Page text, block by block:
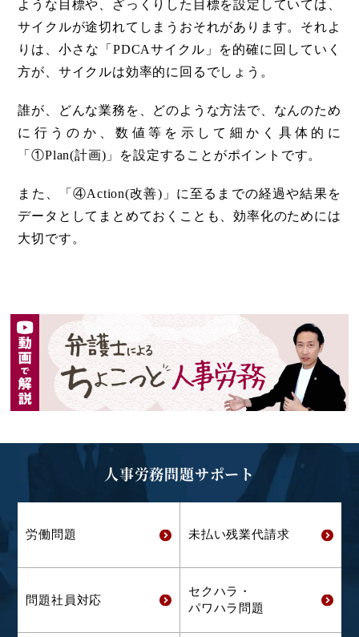
ような目標や、ざっくりした目標を設定していては、
サイクルが途切れてしまうおそれがあります。それよ
りは、小さな「PDCAサイクル」を的確に回していく
方が、サイクルは効率的に回るでしょう。
誰が、どんな業務を、どのような方法で、なんのため
に行うのか、数値等を示して細かく具体的に
「①Plan(計画)」を設定することがポイントです。
また、「④Action(改善)」に至るまでの経過や結果を
データとしてまとめておくことも、効率化のためには
大切です。
人事労務問題サポート
労働問題 未払い残業代請求
問題社員対応
セクハラ・
パワハラ問題